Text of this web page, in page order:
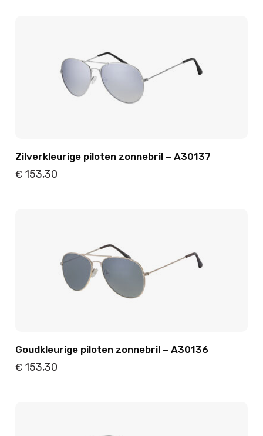
Zilverkleurige piloten zonnebril – A30137
€153,30
Goudkleurige piloten zonnebril – A30136
€153,30